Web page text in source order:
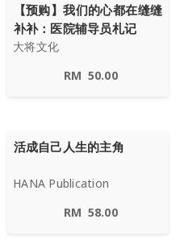
【预购】我们的心都在缝缝
补补：医院辅导员札记
大将文化
RM 50.00
活成自己人生的主角
HANA Publication
RM 58.00